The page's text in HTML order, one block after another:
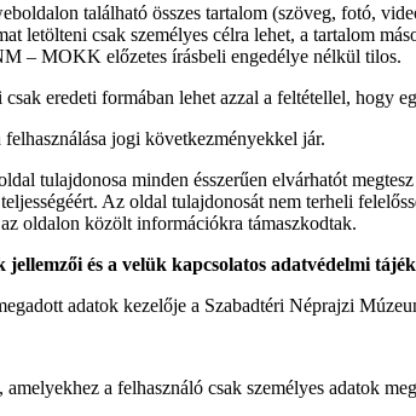
található összes tartalom (szöveg, fotó,
letölteni csak személyes célra lehet, a tartalom
– MOKK előzetes írásbeli engedélye nélkül tilos.
eredeti formában lehet azzal a feltétellel,
jogi következményekkel jár.
tulajdonosa minden ésszerűen elvárhatót
Az oldal tulajdonosát nem terheli
oldalon közölt információkra támaszkodtak.
jellemzői és a velük kapcsolatos adatvédelmi
adatok kezelője a Szabadtéri Néprajzi
a felhasználó csak személyes adatok